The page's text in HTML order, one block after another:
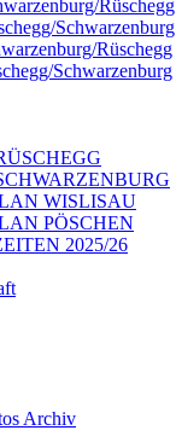
Rüschegg
Schwarzenburg
Rüschegg
Schwarzenburg
WISLISAU
PÖSCHEN
2025/26
Archiv